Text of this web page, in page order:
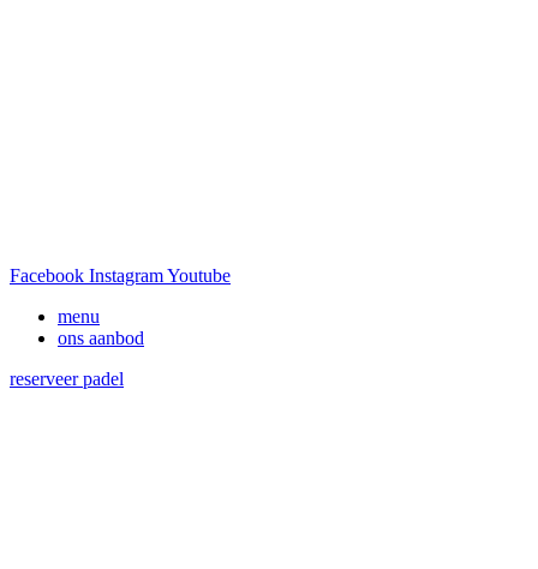
Facebook InstagramYoutube
menu
ons aanbod
reserveer padel